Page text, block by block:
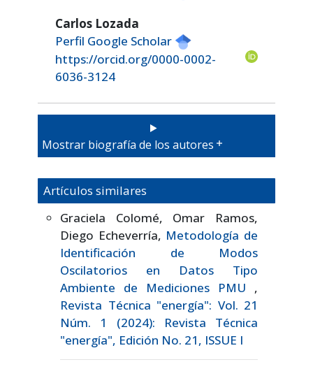
Carlos Lozada
Perfil Google Scholar
https://orcid.org/0000-0002-
6036-3124
Mostrar biografía de los autores
Artículos similares
Graciela Colomé, Omar Ramos,
Diego Echeverría, Metodología de
Identificación de Modos
Oscilatorios en Datos Tipo
Ambiente de Mediciones PMU ,
Revista Técnica "energía": Vol. 21
Núm. 1 (2024): Revista Técnica
"energía", Edición No. 21, ISSUE I